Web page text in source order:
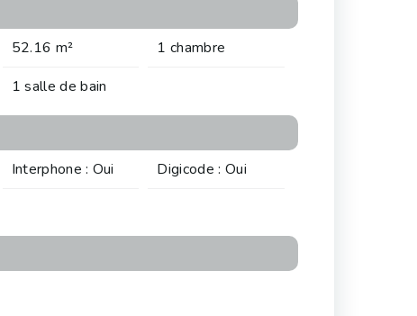
52.16 m²
1 chambre
1 salle de bain
Interphone : Oui
Digicode : Oui